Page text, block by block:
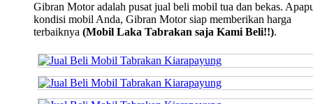
Gibran Motor adalah pusat jual beli mobil tua dan bekas.
kondisi mobil Anda, Gibran Motor siap memberikan harga
terbaiknya (Mobil Laka Tabrakan saja Kami Beli!!).